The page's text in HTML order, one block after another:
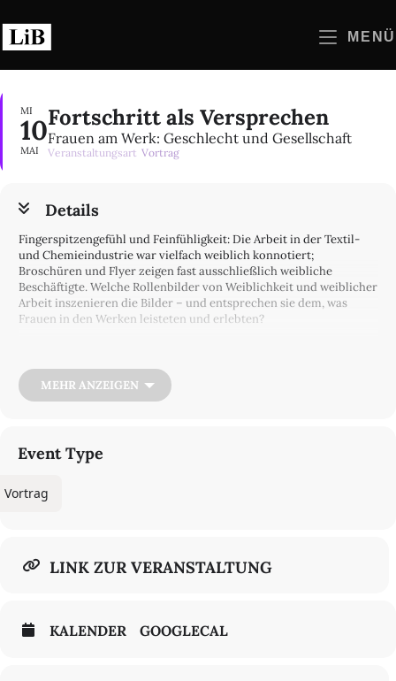
Inhalt
springen
MENÜ
MI
10
MAI
Fortschritt als Versprechen
Frauen am Werk: Geschlecht und Gesellschaft
Veranstaltungsart Vortrag
Details
Fingerspitzengefühl und Feinfühligkeit: Die Arbeit in der Textil-
und Chemieindustrie war vielfach weiblich konnotiert;
Broschüren und Flyer zeigen fast ausschließlich weibliche
Beschäftigte. Welche Rollenbilder von Weiblichkeit und weiblicher
Arbeit inszenieren die Bilder – und entsprechen sie dem, was
Frauen in den Werken leisteten und erlebten?
Anmeldung
An drei Terminen konfrontiert die begleitende Gesprächsreihe zur
Ausstellung die Repräsentation der Auftragsfotografie mit dem
MEHR ANZEIGEN
Event Type
Vortrag
LINK ZUR VERANSTALTUNG
KALENDER GOOGLECAL